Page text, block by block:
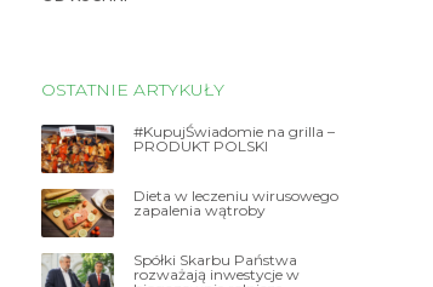
OSTATNIE ARTYKUŁY
#KupujŚwiadomie na grilla –
PRODUKT POLSKI
Dieta w leczeniu wirusowego
zapalenia wątroby
Spółki Skarbu Państwa
rozważają inwestycje w